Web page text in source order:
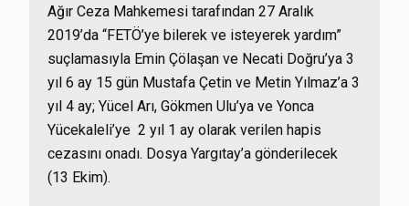
Ağır Ceza Mahkemesi tarafından 27 Aralık
2019’da “FETÖ’ye bilerek ve isteyerek yardım”
suçlamasıyla Emin Çölaşan ve Necati Doğru’ya 3
yıl 6 ay 15 gün Mustafa Çetin ve Metin Yılmaz’a 3
yıl 4 ay; Yücel Arı, Gökmen Ulu’ya ve Yonca
Yücekaleli’ye 2 yıl 1 ay olarak verilen hapis
cezasını onadı. Dosya Yargıtay’a gönderilecek
(13 Ekim).